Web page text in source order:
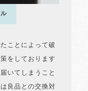
ことによって破
をしております
いてしまうこと
良品との交換対